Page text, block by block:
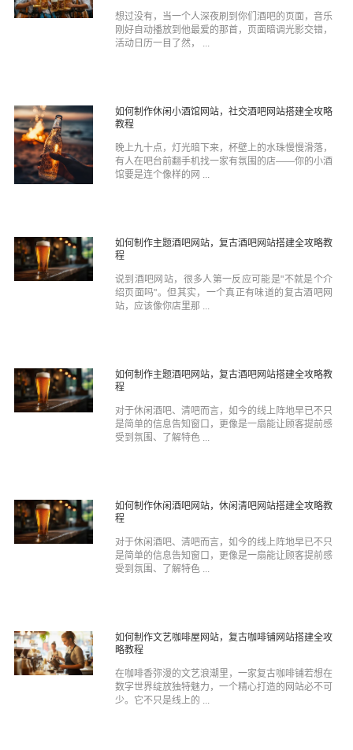
想过没有，当一个人深夜刷到你们酒吧的页面，音乐
刚好自动播放到他最爱的那首，页面暗调光影交错，
活动日历一目了然， ...
如何制作休闲小酒馆网站，社交酒吧网站搭建全攻略
教程
晚上九十点，灯光暗下来，杯壁上的水珠慢慢滑落，
有人在吧台前翻手机找一家有氛围的店——你的小酒
馆要是连个像样的网 ...
如何制作主题酒吧网站，复古酒吧网站搭建全攻略教
程
说到酒吧网站，很多人第一反应可能是"不就是个介
绍页面吗"。但其实，一个真正有味道的复古酒吧网
站，应该像你店里那 ...
如何制作主题酒吧网站，复古酒吧网站搭建全攻略教
程
对于休闲酒吧、清吧而言，如今的线上阵地早已不只
是简单的信息告知窗口，更像是一扇能让顾客提前感
受到氛围、了解特色 ...
如何制作休闲酒吧网站，休闲清吧网站搭建全攻略教
程
对于休闲酒吧、清吧而言，如今的线上阵地早已不只
是简单的信息告知窗口，更像是一扇能让顾客提前感
受到氛围、了解特色 ...
如何制作文艺咖啡屋网站，复古咖啡铺网站搭建全攻
略教程
在咖啡香弥漫的文艺浪潮里，一家复古咖啡铺若想在
数字世界绽放独特魅力，一个精心打造的网站必不可
少。它不只是线上的 ...